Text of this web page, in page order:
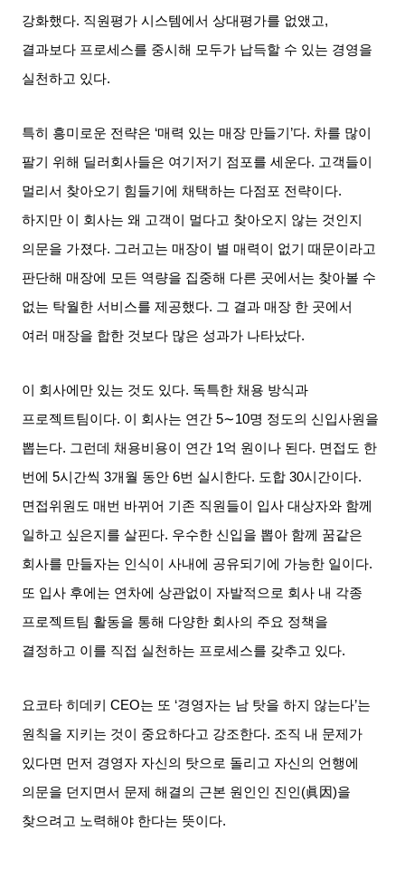
강화했다. 직원평가 시스템에서 상대평가를 없앴고,
결과보다 프로세스를 중시해 모두가 납득할 수 있는 경영을
실천하고 있다.
특히 흥미로운 전략은 ‘매력 있는 매장 만들기 ’다. 차를 많이
팔기 위해 딜러회사들은 여기저기 점포를 세운다. 고객들이
멀리서 찾아오기 힘들기에 채택하는 다점포 전략이다.
하지만 이 회사는 왜 고객이 멀다고 찾아오지 않는 것인지
의문을 가졌다. 그러고는 매장이 별 매력이 없기 때문이라고
판단해 매장에 모든 역량을 집중해 다른 곳에서는 찾아볼 수
없는 탁월한 서비스를 제공했다. 그 결과 매장 한 곳에서
여러 매장을 합한 것보다 많은 성과가 나타났다.
이 회사에만 있는 것도 있다. 독특한 채용 방식과
프로젝트팀이다. 이 회사는 연간 5∼10명 정도의 신입사원을
뽑는다. 그런데 채용비용이 연간 1억 원이나 된다. 면접도 한
번에 5시간씩 3개월 동안 6번 실시한다. 도합 30시간이다.
면접위원도 매번 바뀌어 기존 직원들이 입사 대상자와 함께
일하고 싶은지를 살핀다. 우수한 신입을 뽑아 함께 꿈같은
회사를 만들자는 인식이 사내에 공유되기에 가능한 일이다.
또 입사 후에는 연차에 상관없이 자발적으로 회사 내 각종
프로젝트팀 활동을 통해 다양한 회사의 주요 정책을
결정하고 이를 직접 실천하는 프로세스를 갖추고 있다.
요코타 히데키 CEO는 또 ‘경영자는 남 탓을 하지 않는다’는
원칙을 지키는 것이 중요하다고 강조한다. 조직 내 문제가
있다면 먼저 경영자 자신의 탓으로 돌리고 자신의 언행에
의문을 던지면서 문제 해결의 근본 원인인 진인 (眞因)을
찾으려고 노력해야 한다는 뜻이다.